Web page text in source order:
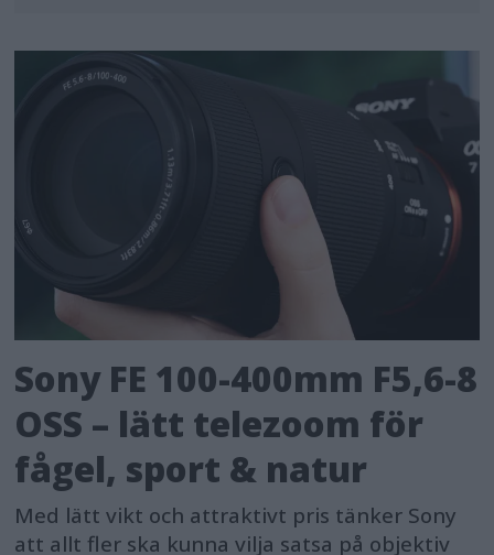
Sony FE 100-400mm F5,6-8
OSS – lätt telezoom för
fågel, sport & natur
Med lätt vikt och attraktivt pris tänker Sony
att allt fler ska kunna vilja satsa på objektiv